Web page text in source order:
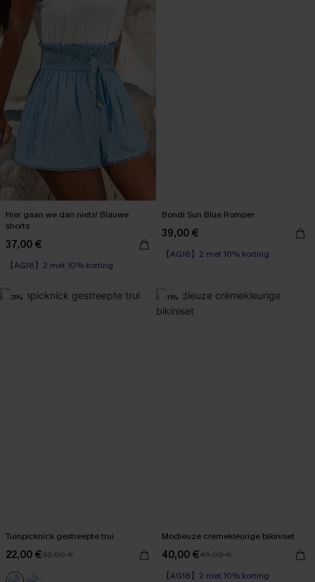
Hier gaan we dan niets! Blauwe
shorts
37,00 €
【AG18】2 met 10% korting
Bondi Sun Blue Romper
39,00 €
【AG18】2 met 10% korting
-31%
Tuinpicknick gestreepte trui
22,00 €32,00 €
-11%
Modieuze crèmekleurige bikiniset
40,00 €45,00 €
【AG18】2 met 10% korting